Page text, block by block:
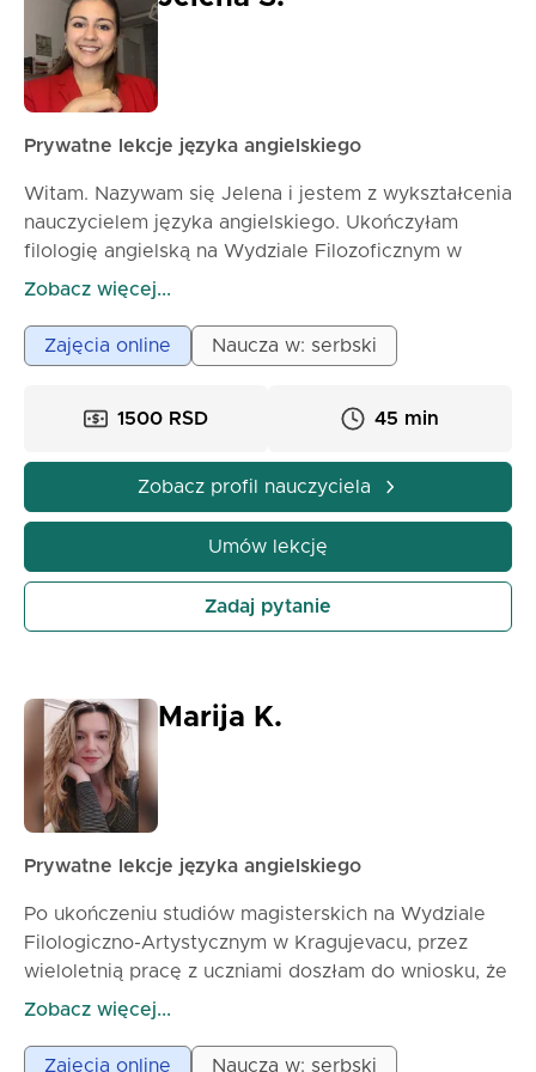
Prywatne lekcje języka angielskiego
Witam. Nazywam się Jelena i jestem z wykształcenia
nauczycielem języka angielskiego. Ukończyłam
filologię angielską na Wydziale Filozoficznym w
Nowym Sadzie i nauczałam już przez 7 lat.
wszystkich poziomach i z różnymi grupami
wiekowymi, co daje mi doświadczenie i
do każdego ucznia w zależności od jego potrzeb i
zajęcia z otwartym umysłem, ponieważ w ten
sposób najlepiej opanować materiał i mówić bez
strachu i presji. Zawsze jestem do dyspozycji moich
uczniów i staram się odpowiedzieć na wszystkie
pytania, aby ułatwić im naukę. Dołącz do mnie na
zajęciach, gdzie w zabawny sposób nauczysz się
Cena lekcji 45-minutowej to 1500 RSD, a 60-
minutowej 2000 RSD.
Do zobaczenia!
Zobacz więcej...
Zajęcia online Naucza w: serbski
1500 RSD 45 min
Zobacz profil nauczyciela
Umów lekcję
Zadaj pytanie
Marija K.
Prywatne lekcje języka angielskiego
Po ukończeniu studiów magisterskich na Wydziale
Filologiczno-Artystycznym w Kragujevacu, przez
wieloletnią pracę z uczniami doszłam do wniosku, że
język angielski najlepiej uczy się poprzez
dobre tematy, o których możemy swobodnie
Zobacz więcej...
Zajęcia online Naucza w: serbski